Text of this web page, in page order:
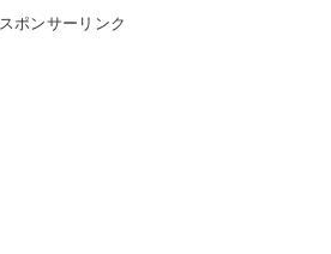
スポンサーリンク